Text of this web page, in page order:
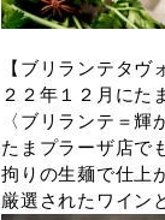
【ブリランテタヴ
２２年１２月にた
〈ブリランテ＝
たまプラーザ店で
拘りの生麺で仕上
厳選されたワイン